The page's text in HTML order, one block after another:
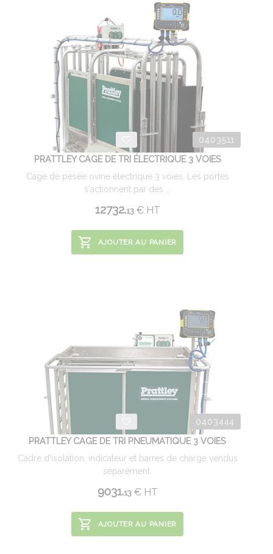
0403511
PRATTLEY CAGE DE TRI ÉLECTRIQUE 3 VOIES
Cage de pesée ovine électrique 3 voies. Les portes
s'actionnent par des ...
12732.13 €HT
AJOUTER AU PANIER
0403444
PRATTLEY CAGE DE TRI PNEUMATIQUE 3 VOIES
Cadre d'isolation, indicateur et barres de charge vendus
séparément.
9031.13 €HT
AJOUTER AU PANIER